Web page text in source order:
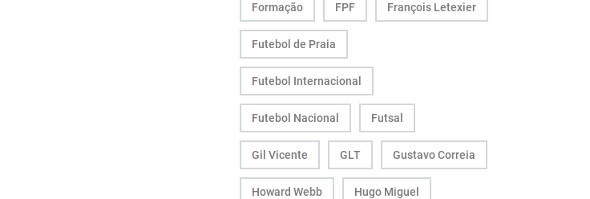
Formação FPF François Letexier
Futebol de Praia
Futebol Internacional
Futebol Nacional Futsal
Gil Vicente GLT Gustavo Correia
Howard Webb Hugo Miguel